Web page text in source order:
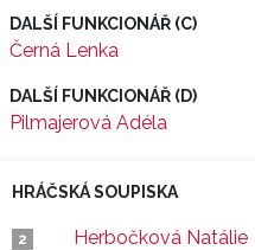
DALŠÍ FUNKCIONÁŘ (C)
Černá Lenka
DALŠÍ FUNKCIONÁŘ (D)
Pilmajerová Adéla
HRÁČSKÁ SOUPISKA
2 Herbočková Natálie